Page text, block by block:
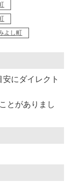
よし町
にダイレクト
とがありまし